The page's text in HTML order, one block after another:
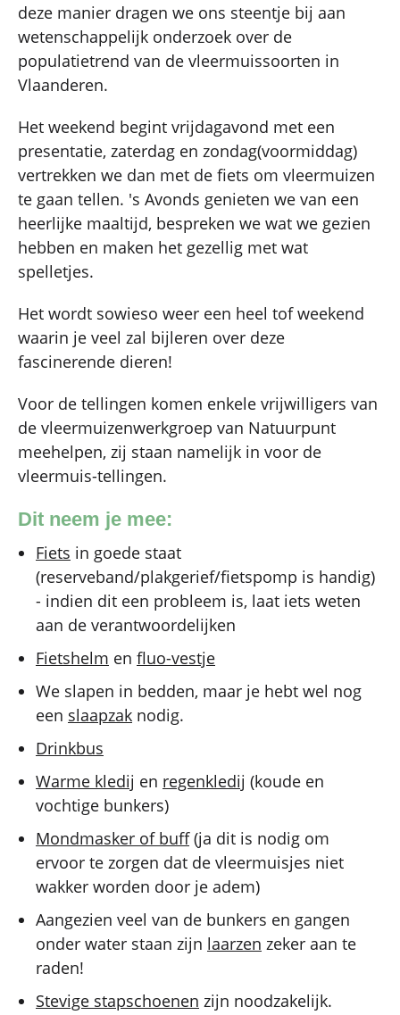
deze manier dragen we ons steentje bij aan
wetenschappelijk onderzoek over de
populatietrend van de vleermuissoorten in
Vlaanderen.
Het weekend begint vrijdagavond met een
presentatie, zaterdag en zondag(voormiddag)
vertrekken we dan met de fiets om vleermuizen
te gaan tellen. 's Avonds genieten we van een
heerlijke maaltijd, bespreken we wat we gezien
hebben en maken het gezellig met wat
spelletjes.
Het wordt sowieso weer een heel tof weekend
waarin je veel zal bijleren over deze
fascinerende dieren!
Voor de tellingen komen enkele vrijwilligers van
de vleermuizenwerkgroep van Natuurpunt
meehelpen, zij staan namelijk in voor de
vleermuis-tellingen.
Dit neem je mee:
Fiets in goede staat
(reserveband/plakgerief/fietspomp is handig)
- indien dit een probleem is, laat iets weten
aan de verantwoordelijken
Fietshelm en fluo-vestje
We slapen in bedden, maar je hebt wel nog
een slaapzak nodig.
Drinkbus
Warme kledij en regenkledij (koude en
vochtige bunkers)
Mondmasker of buff(ja dit is nodig om
ervoor te zorgen dat de vleermuisjes niet
wakker worden door je adem)
Aangezien veel van de bunkers en gangen
onder water staan zijn laarzen zeker aan te
raden!
Stevige stapschoenen zijn noodzakelijk.